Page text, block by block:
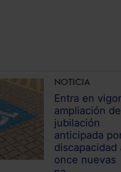
NOTICIA
Entra en
ampliación
jubilación
anticipada
discapacidad
once nuevas